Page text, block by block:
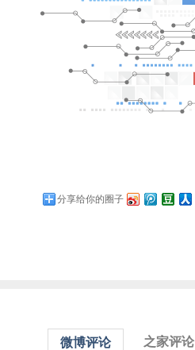
分享给你的圈子
微博评论 之家评论